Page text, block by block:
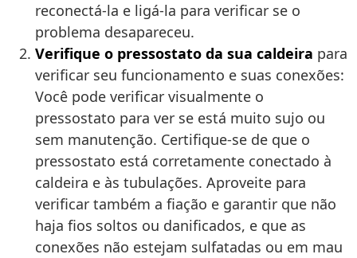
reconectá-la e ligá-la para verificar se o
problema desapareceu.
Verifique o pressostato da sua caldeira para
verificar seu funcionamento e suas conexões:
Você pode verificar visualmente o
pressostato para ver se está muito sujo ou
sem manutenção. Certifique-se de que o
pressostato está corretamente conectado à
caldeira e às tubulações. Aproveite para
verificar também a fiação e garantir que não
haja fios soltos ou danificados, e que as
conexões não estejam sulfatadas ou em mau